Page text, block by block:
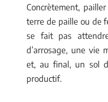
Concrètement,
terre de paille ou de
se fait pas
d’arrosage, une vie
et, au final, un sol
productif.